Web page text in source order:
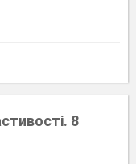
8